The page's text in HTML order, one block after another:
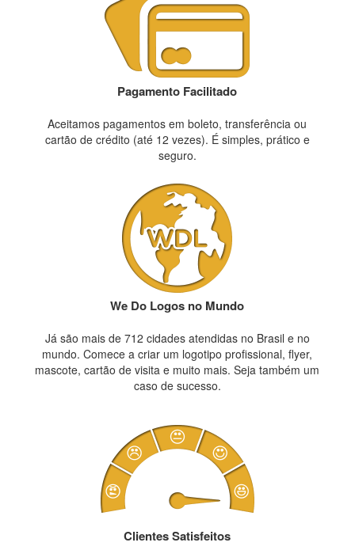
Pagamento Facilitado
Aceitamos pagamentos em boleto, transferência ou
cartão de crédito (até 12 vezes). É simples, prático e
seguro.
We Do Logos no Mundo
Já são mais de 712 cidades atendidas no Brasil e no
mundo. Comece a criar um logotipo profissional, flyer,
mascote, cartão de visita e muito mais. Seja também um
caso de sucesso.
Clientes Satisfeitos